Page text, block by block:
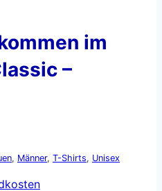
im
–
, Männer, T-Shirts, Unisex